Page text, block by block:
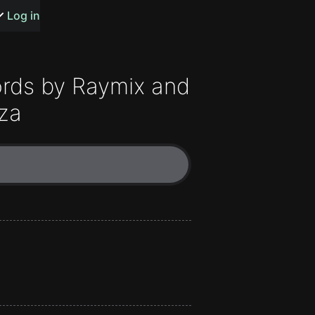
songs
Log in
by Raymix and